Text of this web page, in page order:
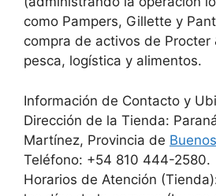
como Pampers, Gillette y
compra de activos de Procter
pesca, logística y alimentos.
Información de Contacto y
Dirección de la Tienda:
Martínez, Provincia de
Teléfono: +54 810 444-2580.
Horarios de Atención